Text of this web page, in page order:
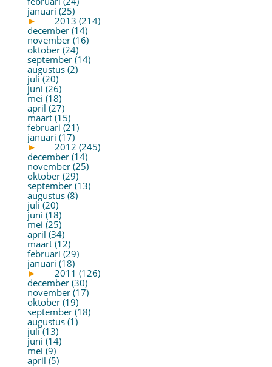
januari (25)
►
2013 (214)
december (14)
november (16)
oktober (24)
september (14)
augustus (2)
juli (20)
juni (26)
mei (18)
april (27)
maart (15)
februari (21)
januari (17)
►
2012 (245)
december (14)
november (25)
oktober (29)
september (13)
augustus (8)
juli (20)
juni (18)
mei (25)
april (34)
maart (12)
februari (29)
januari (18)
►
2011 (126)
december (30)
november (17)
oktober (19)
september (18)
augustus (1)
juli (13)
juni (14)
mei (9)
april (5)